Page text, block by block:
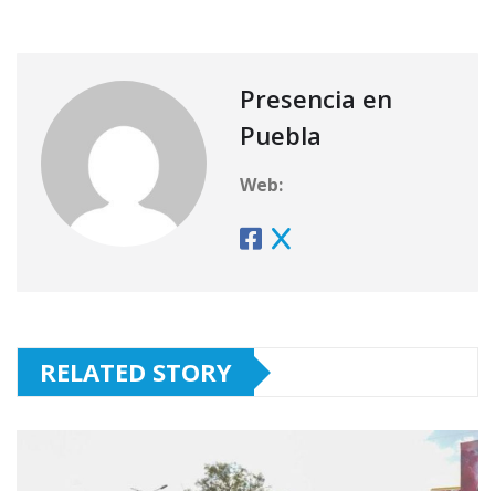
Presencia en
Puebla
Web:
RELATED STORY